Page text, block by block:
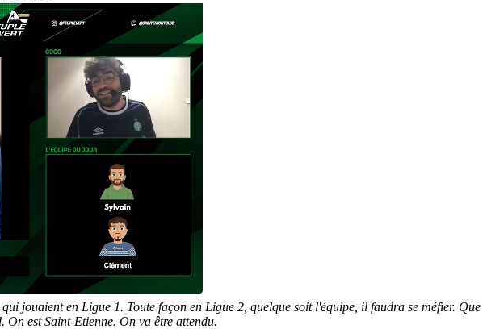
jouaient en Ligue 1. Toute façon en Ligue 2, quelque soit l'équipe, il faudra se méfier. Que
On est Saint-Etienne. On va être attendu.